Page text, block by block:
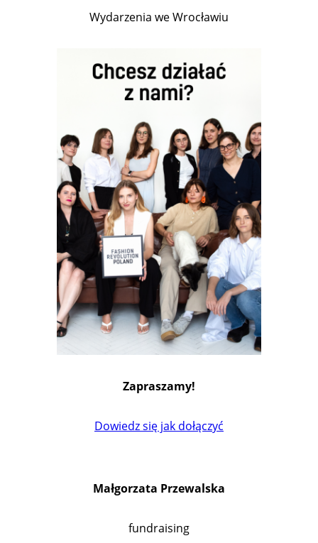
Wydarzenia we Wrocławiu
Zapraszamy!
Dowiedz się jak dołączyć
Małgorzata Przewalska
fundraising